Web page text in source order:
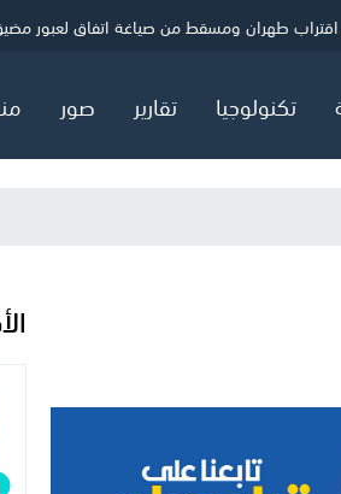
موظفا بتهمة التجسس لصالح "إسرائيل"
إعادة فتح مضيق هرمز بالقبول الأمريكي
طهران ومسقط من صياغة اتفاق لعبور
تكنولوجيا تقارير صور